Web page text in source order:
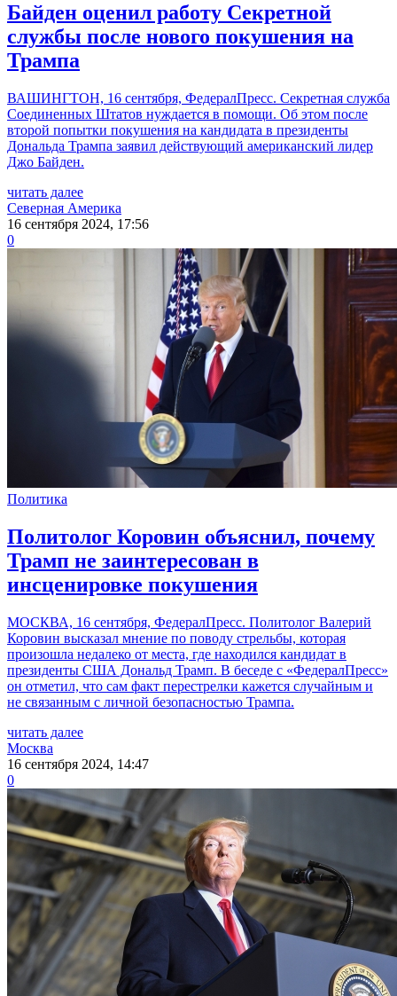
Байден оценил работу Секретной
службы после нового покушения на
Трампа
ВАШИНГТОН, 16 сентября, ФедералПресс. Секретная служба
Соединенных Штатов нуждается в помощи. Об этом после
второй попытки покушения на кандидата в президенты
Дональда Трампа заявил действующий американский лидер
Джо Байден.
читать далее
Северная Америка
16 сентября 2024, 17:56
0
Политика
Политолог Коровин объяснил, почему
Трамп не заинтересован в
инсценировке покушения
МОСКВА, 16 сентября, ФедералПресс. Политолог Валерий
Коровин высказал мнение по поводу стрельбы, которая
произошла недалеко от места, где находился кандидат в
президенты США Дональд Трамп. В беседе с «ФедералПресс»
он отметил, что сам факт перестрелки кажется случайным и
не связанным с личной безопасностью Трампа.
читать далее
Москва
16 сентября 2024, 14:47
0